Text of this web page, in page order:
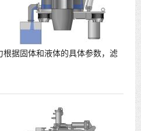
据固体和液体的具体参数，滤